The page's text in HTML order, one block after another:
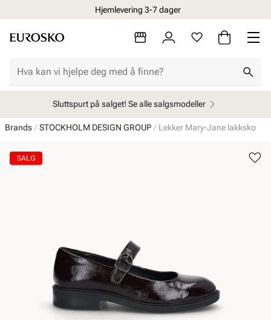
Hjemlevering 3-7 dager
Sluttspurt på salget! Se alle salgsmodeller
Brands STOCKHOLM DESIGN GROUP Lekker Mary-Jane lakksko
SALG